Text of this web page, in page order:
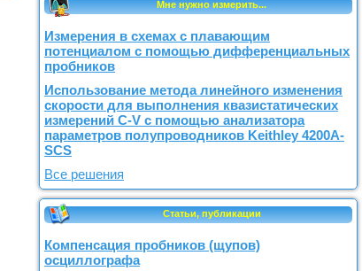
Мне нужно измерить...
Измерения в схемах с плавающим
потенциалом с помощью дифференциальных
пробников
Использование метода линейного изменения
скорости для выполнения квазистатических
измерений C-V с помощью анализатора
параметров полупроводников Keithley 4200A-
SCS
Все решения
Статьи, публикации
Компенсация пробников (щупов)
осциллографа